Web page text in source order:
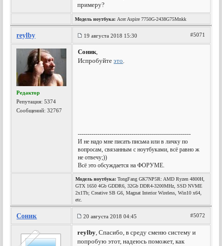
примеру?
Модель ноутбука: Acer Aspire 7750G-2438G75Mnkk
reylby 19 августа 2018 15:30 #5071
Редактор
Репутация:5374
Сообщений: 32767
Соник,
Испробуйтеэто.
---------------------------------------------------------
И не надо мне писать письма или в личку по
вопросам, связанным с ноутбуками, всё равно ж
не отвечу;))
Всё это обсуждается на ФОРУМЕ.
Модель ноутбука: TongFang GK7NP5R: AMD Ryzen 4800H,
GTX 1650 4Gb GDDR6, 32Gb DDR4-3200MHz, SSD NVME
2x1Tb; Creative SB G6, Magnat Interior Wireless, Win10 x64,
etc.
Соник 20 августа 2018 04:45 #5072
reylby, Спасибо, в среду сменю систему и
попробую этот, надеюсь поможет, как